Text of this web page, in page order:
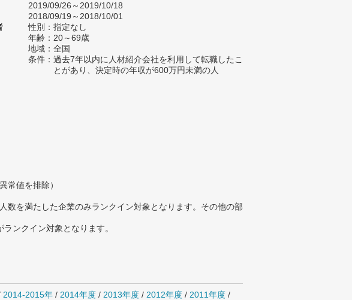
2019/09/26～2019/10/18
2018/09/19～2018/10/01
性別：指定なし
年齢：20～69歳
地域：全国
条件：過去7年以内に人材紹介会社を利用して転職したこ
とがあり、決定時の年収が600万円未満の人
常値を排除）
を満たした企業のみランクイン対象となります。その他の部
ンクイン対象となります。
2014-2015年 / 2014年度 / 2013年度 / 2012年度 / 2011年度 /